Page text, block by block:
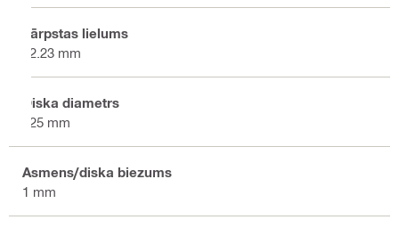
Vārpstas lielums
22.23 mm
Diska diametrs
125 mm
Asmens/diska biezums
1 mm